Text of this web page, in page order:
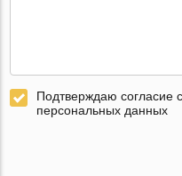
Подтверждаю согласие
персональных данных